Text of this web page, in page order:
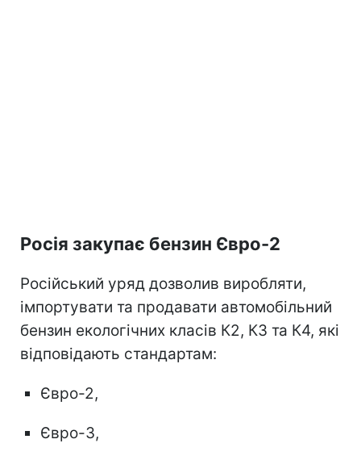
Росія закупає бензин Євро-2
Російський уряд дозволив виробляти,
імпортувати та продавати автомобільний
бензин екологічних класів К2, К3 та К4, які
відповідають стандартам:
Євро-2,
Євро-3,